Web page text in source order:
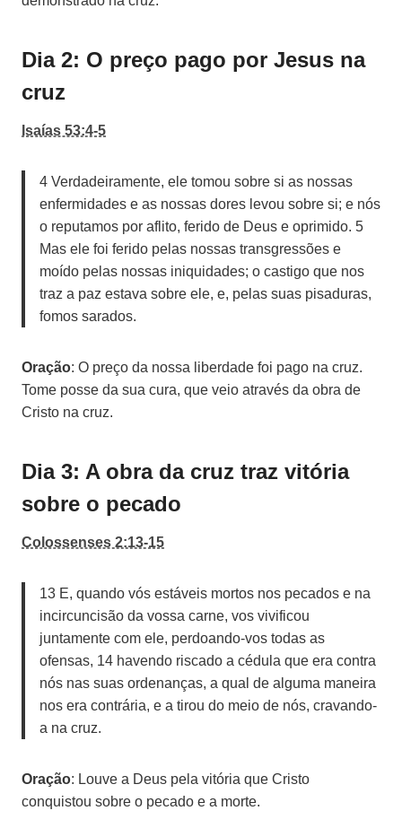
Dia 2: O preço pago por Jesus na
cruz
Isaías 53:4-5
4 Verdadeiramente, ele tomou sobre si as nossas
enfermidades e as nossas dores levou sobre si; e nós
o reputamos por aflito, ferido de Deus e oprimido. 5
Mas ele foi ferido pelas nossas transgressões e
moído pelas nossas iniquidades; o castigo que nos
traz a paz estava sobre ele, e, pelas suas pisaduras,
fomos sarados.
Oração: O preço da nossa liberdade foi pago na cruz.
Tome posse da sua cura, que veio através da obra de
Cristo na cruz.
Dia 3: A obra da cruz traz vitória
sobre o pecado
Colossenses 2:13-15
13 E, quando vós estáveis mortos nos pecados e na
incircuncisão da vossa carne, vos vivificou
juntamente com ele, perdoando-vos todas as
ofensas, 14 havendo riscado a cédula que era contra
nós nas suas ordenanças, a qual de alguma maneira
nos era contrária, e a tirou do meio de nós, cravando-
a na cruz.
Oração: Louve a Deus pela vitória que Cristo
conquistou sobre o pecado e a morte.